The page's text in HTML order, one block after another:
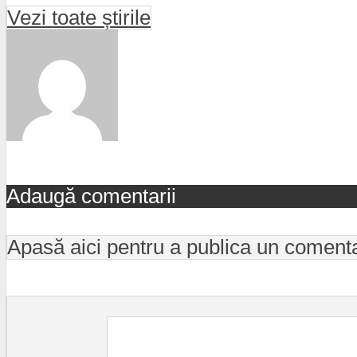
Vezi toate știrile
Adaugă comentarii
Apasă aici pentru a publica un